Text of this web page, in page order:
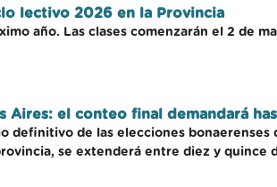
lectivo 2026 en la Provincia
año. Las clases comenzarán el 2 de
el conteo final demandará
definitivo de las elecciones
se extenderá entre diez y quince